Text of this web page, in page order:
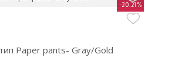
-20.21%
Paper pants- Gray/Gold